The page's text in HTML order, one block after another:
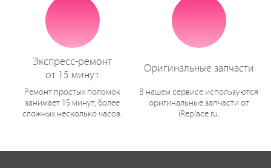
Экспресс-ремонт
от 15 минут
Ремонт простых поломок
занимает 15 минут, более
сложных несколько часов.
Оригинальные запчасти
В нашем сервисе используются
оригинальные запчасти от
iReplace.ru.